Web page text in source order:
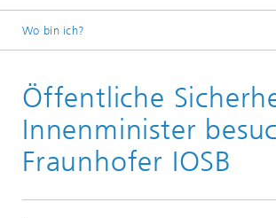
Wo bin ich?
Presse/Aktuelles
Alle Presseinfos und Meldungen
Öffentliche
Innenminister
Fraunhofer IOSB